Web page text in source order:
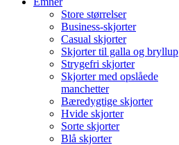
Store størrelser
Business-skjorter
Casual skjorter
Skjorter til galla og bryllup
Strygefri skjorter
Skjorter med opslåede
manchetter
Bæredygtige skjorter
Hvide skjorter
Sorte skjorter
Blå skjorter